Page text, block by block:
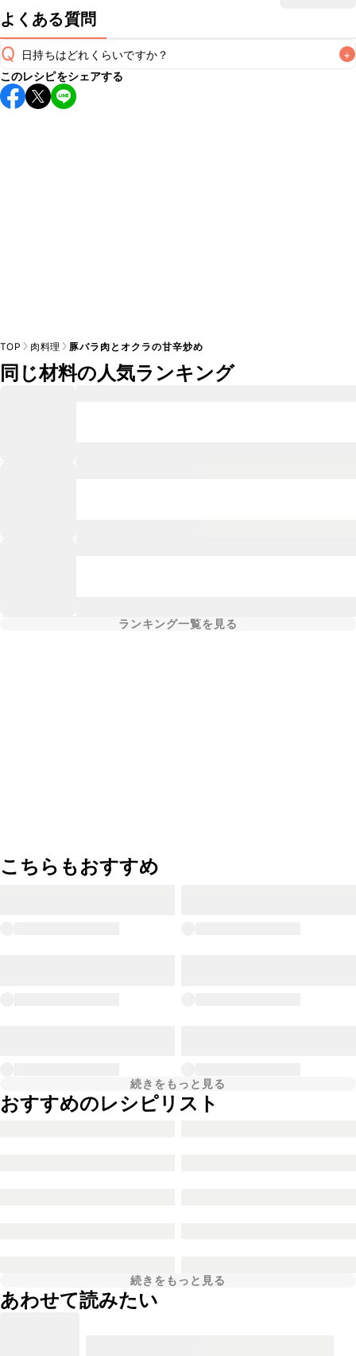
よくある質問
Q 日持ちはどれくらいですか？ +
保存期間は冷蔵で翌日中が目安です。なるべくお早めにお召
し上がりください。
このレシピをシェアする
TOP 肉料理 豚バラ肉とオクラの甘辛炒め
同じ材料の人気ランキング
ランキング一覧を見る
こちらもおすすめ
続きをもっと見る
おすすめのレシピリスト
続きをもっと見る
あわせて読みたい